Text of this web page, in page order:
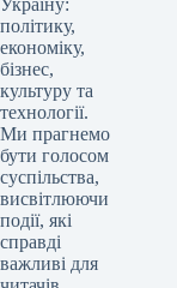
Україну:
політику,
економіку,
бізнес,
культуру та
технології.
Ми прагнемо
бути голосом
суспільства,
висвітлюючи
події, які
справді
важливі для